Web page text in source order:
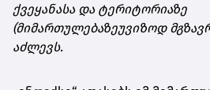
ქვეყანასა და ტერიტორიაზე
(მიმართულებაზეუვიზოდ
აძლევს.